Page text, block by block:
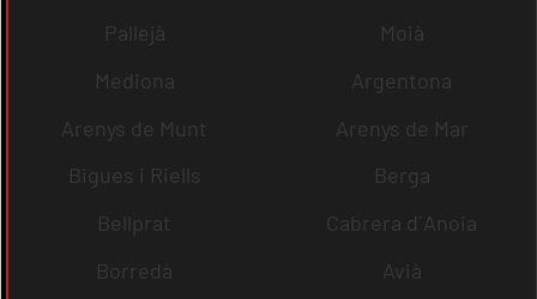
Pallejà
Moià
Mediona
Argentona
Arenys de Munt
Arenys de Mar
Bigues i Riells
Berga
Bellprat
Cabrera d´Anoia
Borredà
Avià